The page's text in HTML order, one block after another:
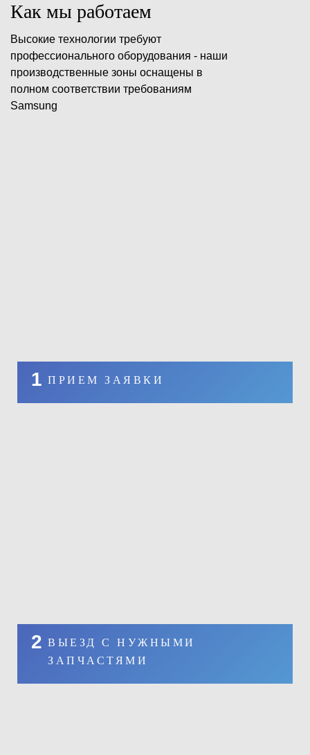
Как мы работаем
Высокие технологии требуют
профессионального оборудования - наши
производственные зоны оснащены в
полном соответствии требованиям
Samsung
1 ПРИЕМ ЗАЯВКИ
2 ВЫЕЗД С НУЖНЫМИ
ЗАПЧАСТЯМИ